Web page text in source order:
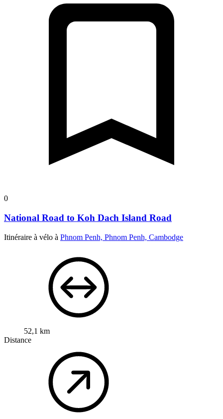
0
National Road to Koh Dach Island Road
Itinéraire à vélo à Phnom Penh, Phnom Penh, Cambodge
52,1 km
Distance